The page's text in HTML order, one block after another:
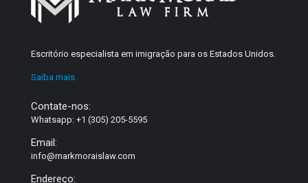
Escritório especialista em imigração para os Estados Unidos.
Saiba mais.
Contate-nos:
Whatsapp: +1 (305) 205-5595
Email:
info@markmoraislaw.com
Endereço: